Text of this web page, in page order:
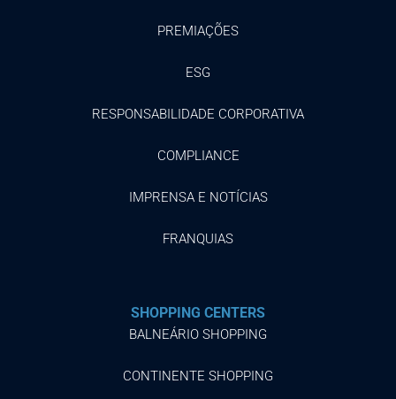
PREMIAÇÕES
ESG
RESPONSABILIDADE CORPORATIVA
COMPLIANCE
IMPRENSA E NOTÍCIAS
FRANQUIAS
SHOPPING CENTERS
BALNEÁRIO SHOPPING
CONTINENTE SHOPPING